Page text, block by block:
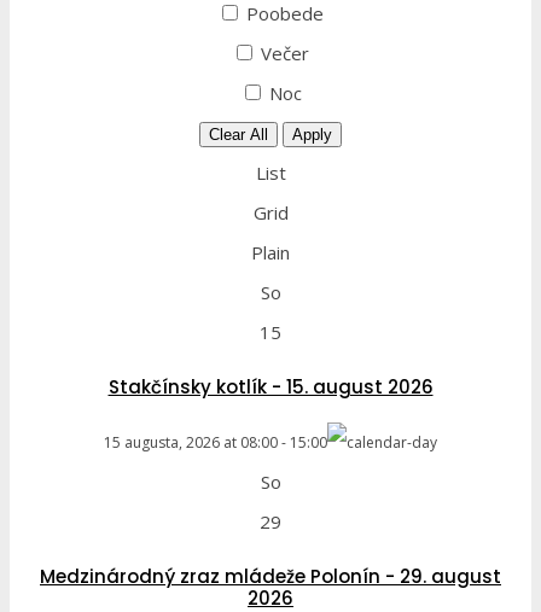
Poobede
Večer
Noc
Clear All Apply
List
Grid
Plain
So
15
Stakčínsky kotlík - 15. august 2026
15 augusta, 2026 at 08:00- 15:00
So
29
Medzinárodný zraz mládeže Polonín - 29. august
2026